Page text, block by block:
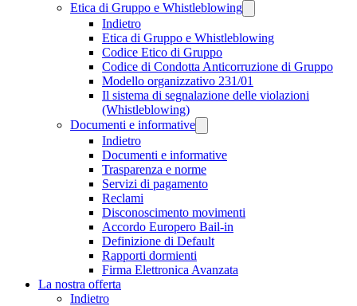
Etica di Gruppo e Whistleblowing
Indietro
Etica di Gruppo e Whistleblowing
Codice Etico di Gruppo
Codice di Condotta Anticorruzione di Gruppo
Modello organizzativo 231/01
Il sistema di segnalazione delle violazioni
(Whistleblowing)
Documenti e informative
Indietro
Documenti e informative
Trasparenza e norme
Servizi di pagamento
Reclami
Disconoscimento movimenti
Accordo Europero Bail-in
Definizione di Default
Rapporti dormienti
Firma Elettronica Avanzata
La nostra offerta
Indietro